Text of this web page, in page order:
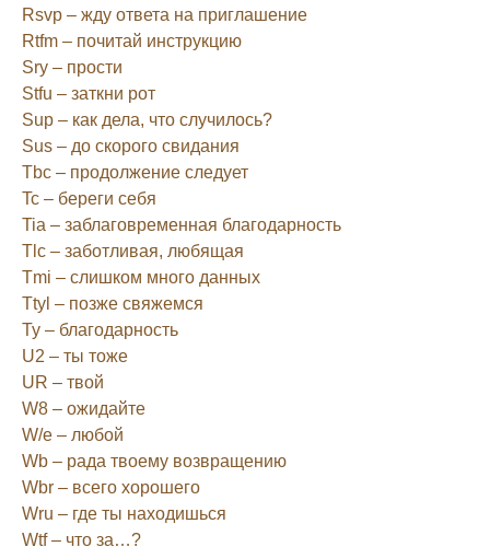
Rsvp – жду ответа на приглашение
Rtfm – почитай инструкцию
Sry – прости
Stfu – заткни рот
Sup – как дела, что случилось?
Sus – до скорого свидания
Tbc – продолжение следует
Tc – береги себя
Tia – заблаговременная благодарность
Tlc – заботливая, любящая
Tmi – слишком много данных
Ttyl – позже свяжемся
Ty – благодарность
U2 – ты тоже
UR – твой
W8 – ожидайте
W/e – любой
Wb – рада твоему возвращению
Wbr – всего хорошего
Wru – где ты находишься
Wtf – что за…?